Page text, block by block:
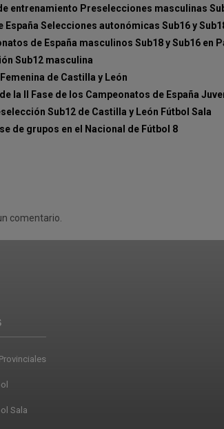
entrenamiento Preselecciones masculinas
España Selecciones autonómicas Sub16 y
de España masculinos Sub18 y Sub16 en
Sub12 masculina
de Castilla y León
la II Fase de los Campeonatos de España
Sub12 de Castilla y León Fútbol Sala
de grupos en el Nacional de Fútbol 8
comentario.
Sala